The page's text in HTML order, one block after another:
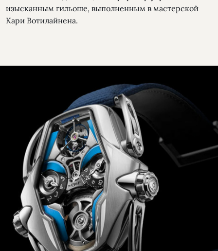
изысканным гильоше, выполненным в мастерской
Кари Вотилайнена.